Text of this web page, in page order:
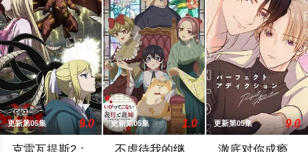
更新第05集 9.0 更新第05集 1.0 更新第05集 9.0